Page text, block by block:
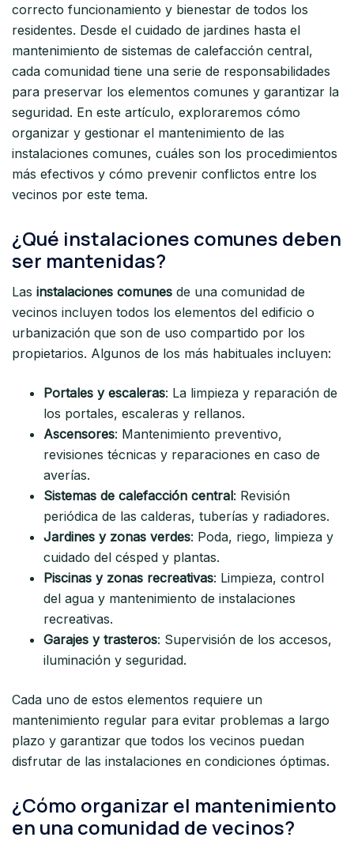
correcto funcionamiento y bienestar de todos los
residentes. Desde el cuidado de jardines hasta el
mantenimiento de sistemas de calefacción central,
cada comunidad tiene una serie de responsabilidades
para preservar los elementos comunes y garantizar la
seguridad. En este artículo, exploraremos cómo
organizar y gestionar el mantenimiento de las
instalaciones comunes, cuáles son los procedimientos
más efectivos y cómo prevenir conflictos entre los
vecinos por este tema.
¿Qué instalaciones comunes deben
ser mantenidas?
Las instalaciones comunes de una comunidad de
vecinos incluyen todos los elementos del edificio o
urbanización que son de uso compartido por los
propietarios. Algunos de los más habituales incluyen:
Portales y escaleras: La limpieza y reparación de
los portales, escaleras y rellanos.
Ascensores: Mantenimiento preventivo,
revisiones técnicas y reparaciones en caso de
averías.
Sistemas de calefacción central: Revisión
periódica de las calderas, tuberías y radiadores.
Jardines y zonas verdes: Poda, riego, limpieza y
cuidado del césped y plantas.
Piscinas y zonas recreativas: Limpieza, control
del agua y mantenimiento de instalaciones
recreativas.
Garajes y trasteros: Supervisión de los accesos,
iluminación y seguridad.
Cada uno de estos elementos requiere un
mantenimiento regular para evitar problemas a largo
plazo y garantizar que todos los vecinos puedan
disfrutar de las instalaciones en condiciones óptimas.
¿Cómo organizar el mantenimiento
en una comunidad de vecinos?